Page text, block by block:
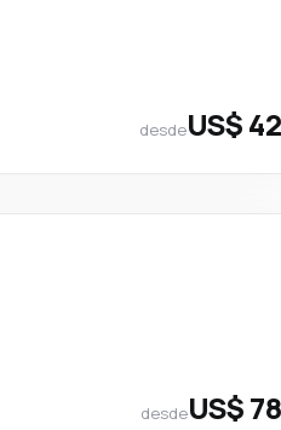
desdeUS$ 42
desdeUS$ 78